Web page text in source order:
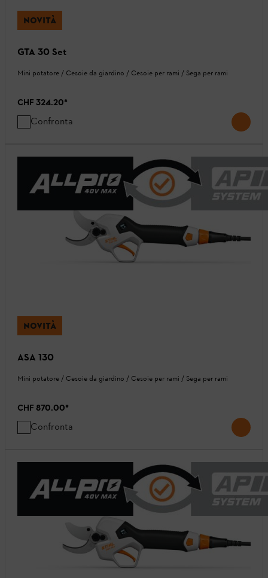
NOVITÀ
GTA 30 Set
Mini potatore / Cesoie da giardino / Cesoie per rami / Sega per rami
CHF 324.20*
Confronta
NOVITÀ
ASA 130
Mini potatore / Cesoie da giardino / Cesoie per rami / Sega per rami
CHF 870.00*
Confronta